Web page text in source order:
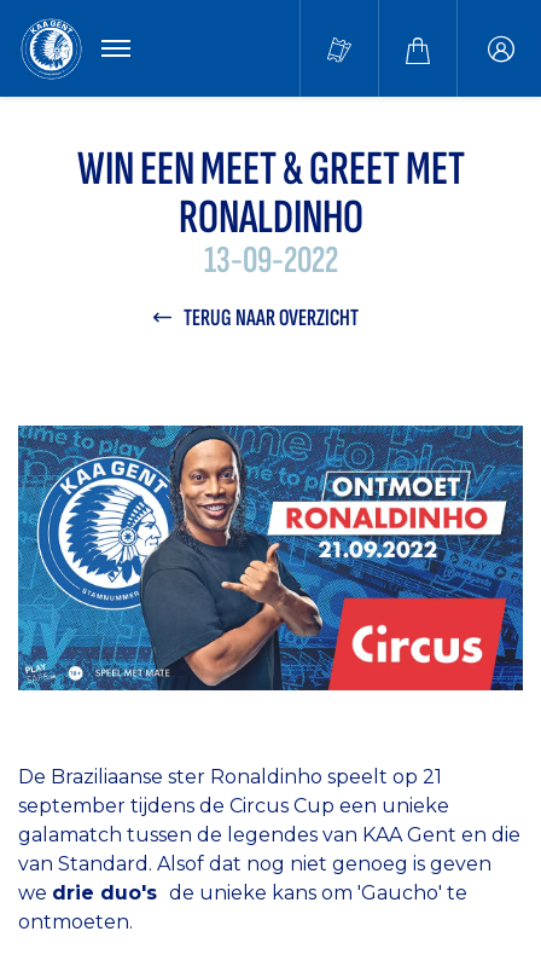
MENU
WIN EEN MEET & GREET MET
RONALDINHO
13-09-2022
TERUG NAAR OVERZICHT
De Braziliaanse ster Ronaldinho speelt op 21
september tijdens de Circus Cup een unieke
galamatch tussen de legendes van KAA Gent en die
van Standard. Alsof dat nog niet genoeg is geven
we drie duo's de unieke kans om 'Gaucho' te
ontmoeten.